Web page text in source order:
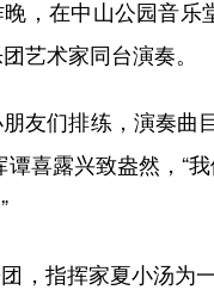
，在中山公园音
艺术家同台演奏。
们排练，演奏曲目
谭喜露兴致盎然，“
指挥家夏小汤为一